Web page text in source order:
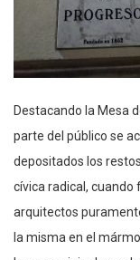
Destacando la Mesa
parte del público se
depositados los
cívica radical, cuando
arquitectos
la misma en el